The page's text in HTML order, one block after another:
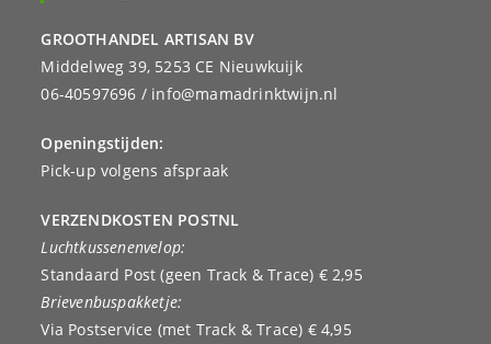
GROOTHANDEL ARTISAN BV
Middelweg 39, 5253 CE Nieuwkuijk
06-40597696 / info@mamadrinktwijn.nl
Openingstijden:
Pick-up volgens afspraak
VERZENDKOSTEN POSTNL
Luchtkussenenvelop:
Standaard Post (geen Track & Trace) € 2,95
Brievenbuspakketje:
Via Postservice (met Track & Trace) € 4,95